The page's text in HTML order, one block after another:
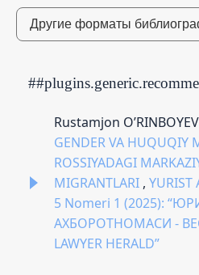
Другие форматы
Rustamjon
GENDER VA HUQUQIY
ROSSIYADAGI
MIGRANTLARI , YURIST
5 Nomeri 1 (2025):
АХБОРОТНОМАСИ -
LAWYER HERALD”